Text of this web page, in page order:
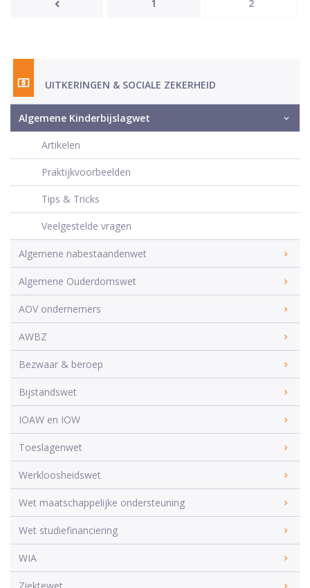
1 2
UITKERINGEN & SOCIALE ZEKERHEID
Algemene Kinderbijslagwet
Artikelen
Praktijkvoorbeelden
Tips & Tricks
Veelgestelde vragen
Algemene nabestaandenwet
Algemene Ouderdomswet
AOV ondernemers
AWBZ
Bezwaar & beroep
Bijstandswet
IOAW en IOW
Toeslagenwet
Werkloosheidswet
Wet maatschappelijke ondersteuning
Wet studiefinanciering
WIA